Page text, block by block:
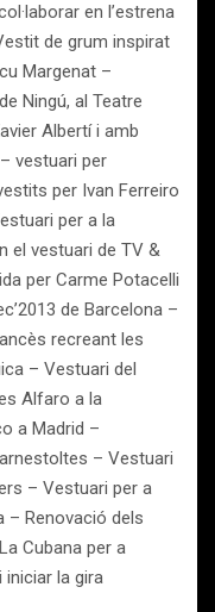
en l’estrena
de grum inspirat
Margenat –
Ningú, al Teatre
Albertí i amb
vestuari per
per Ivan Ferreiro
per a la
el vestuari de TV &
per Carme Potacelli
de Barcelona –
recreant les
– Vestuari del
Alfaro a la
a Madrid –
– Vestuari
– Vestuari per a
– Renovació dels
Cubana per a
iniciar la gira